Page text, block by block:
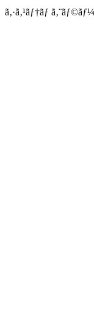
ã‚·ã‚¹ãƒ†ãƒ